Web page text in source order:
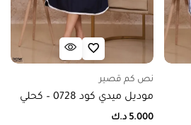
نص كم قصير
موديل ميدي كود 0728 – كحلي
5.000 د.ك